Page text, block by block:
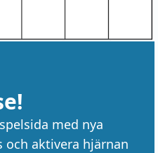
med nya
och aktivera hjärnan